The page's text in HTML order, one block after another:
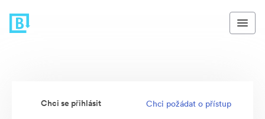
Chci se přihlásit Chci požádat o přístup